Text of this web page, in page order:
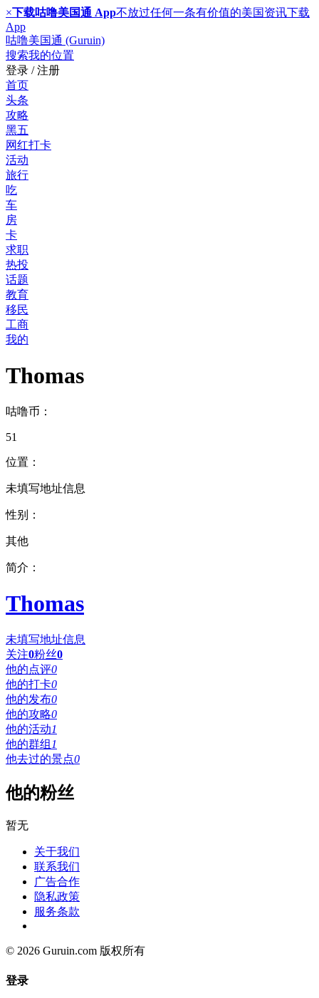
×下载咕噜美国通 App不放过任何一条有价值的美国资讯下载
App
咕噜美国通 (Guruin)
搜索我的位置
登录 / 注册
首页
头条
攻略
黑五
网红打卡
活动
旅行
吃
车
房
卡
求职
热投
话题
教育
移民
工商
我的
Thomas
咕噜币：
51
位置：
未填写地址信息
性别：
其他
简介：
Thomas
未填写地址信息
关注0粉丝0
他的点评0
他的打卡0
他的发布0
他的攻略0
他的活动1
他的群组 1
他去过的景点0
他的粉丝
暂无
关于我们
联系我们
广告合作
隐私政策
服务条款
© 2026 Guruin.com 版权所有
登录